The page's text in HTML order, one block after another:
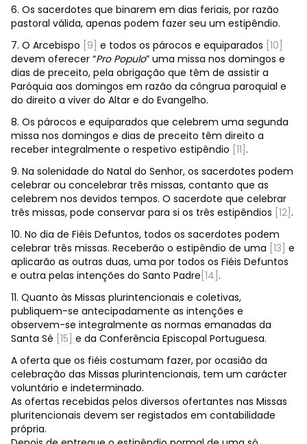
6. Os sacerdotes que binarem em dias feriais, por razão
pastoral válida, apenas podem fazer seu um estipêndio.
7. O Arcebispo [9] e todos os párocos e equiparados [10]
devem oferecer “Pro Populo” uma missa nos domingos e
dias de preceito, pela obrigação que têm de assistir a
Paróquia aos domingos em razão da côngrua paroquial e
do direito a viver do Altar e do Evangelho.
8. Os párocos e equiparados que celebrem uma segunda
missa nos domingos e dias de preceito têm direito a
receber integralmente o respetivo estipêndio [11] .
9. Na solenidade do Natal do Senhor, os sacerdotes podem
celebrar ou concelebrar três missas, contanto que as
celebrem nos devidos tempos. O sacerdote que celebrar
três missas, pode conservar para si os três estipêndios [12] .
10. No dia de Fiéis Defuntos, todos os sacerdotes podem
celebrar três missas. Receberão o estipêndio de uma [13] e
aplicarão as outras duas, uma por todos os Fiéis Defuntos
e outra pelas intenções do Santo Padre [14] .
11. Quanto às Missas plurintencionais e coletivas,
publiquem-se antecipadamente as intenções e
observem-se integralmente as normas emanadas da
Santa Sé [15] e da Conferência Episcopal Portuguesa.
A oferta que os fiéis costumam fazer, por ocasião da
celebração das Missas plurintencionais, tem um carácter
voluntário e indeterminado.
As ofertas recebidas pelos diversos ofertantes nas Missas
pluritencionais devem ser registados em contabilidade
própria.